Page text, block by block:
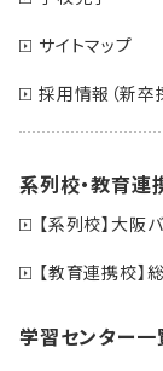
サイトマップ
採用情報（新卒
系列校・教育連
【系列校】大阪
【教育連携校】
学習センター一